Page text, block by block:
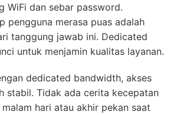
WiFi dan sebar password.
pengguna merasa puas adalah
tanggung jawab ini. Dedicated
untuk menjamin kualitas layanan.
dedicated bandwidth, akses
stabil. Tidak ada cerita kecepatan
hari atau akhir pekan saat